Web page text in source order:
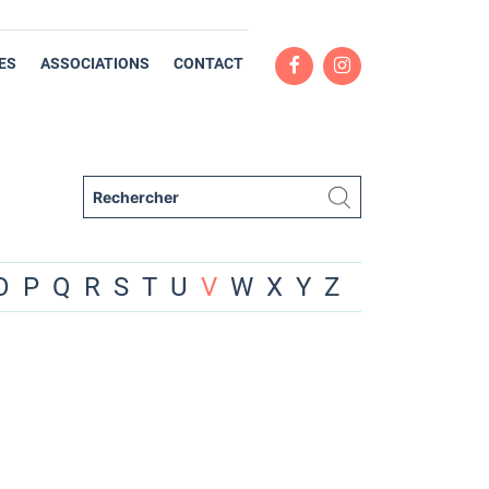
ASSOCIATIONS CONTACT
P Q R S T U V W X Y Z